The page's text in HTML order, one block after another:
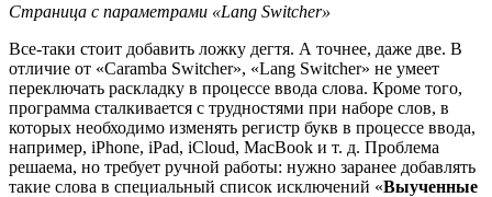
Страница с параметрами «Lang Switcher»
Все-таки стоит добавить ложку дегтя. А точнее, даже две. В
отличие от «Caramba Switcher», «Lang Switcher» не умеет
переключать раскладку в процессе ввода слова. Кроме того,
программа сталкивается с трудностями при наборе слов, в
которых необходимо изменять регистр букв в процессе ввода,
например, iPhone, iPad, iCloud, MacBook и т. д. Проблема
решаема, но требует ручной работы: нужно заранее добавлять
такие слова в специальный список исключений «Выученные